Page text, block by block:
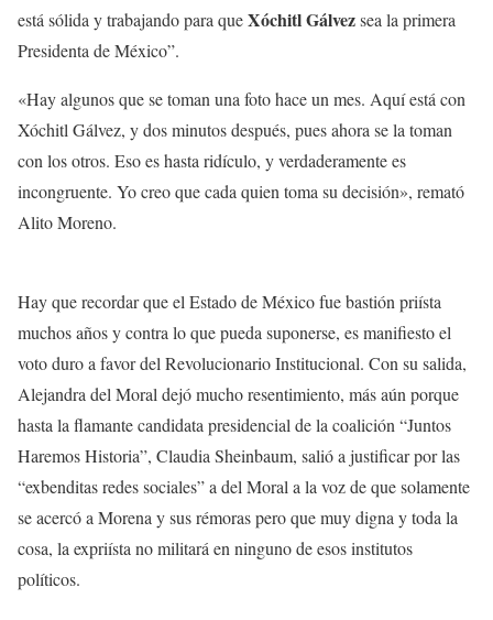
está sólida y trabajando para queXóchitl Gálvezsea la primera
Presidenta de México”.
«Hay algunos que se toman una foto hace un mes. Aquí está con
Xóchitl Gálvez, y dos minutos después, pues ahora se la toman
con los otros. Eso es hasta ridículo, y verdaderamente es
incongruente. Yo creo que cada quien toma su decisión», remató
Alito Moreno.
Hay que recordar que el Estado de México fue bastión priísta
muchos años y contra lo que pueda suponerse, es manifiesto el
voto duro a favor del Revolucionario Institucional. Con su salida,
Alejandra del Moral dejó mucho resentimiento, más aún porque
hasta la flamante candidata presidencial de la coalición “Juntos
Haremos Historia”, Claudia Sheinbaum, salió a justificar por las
“exbenditas redes sociales” a del Moral a la voz de que solamente
se acercó a Morena y sus rémoras pero que muy digna y toda la
cosa, la expriísta no militará en ninguno de esos institutos
políticos.